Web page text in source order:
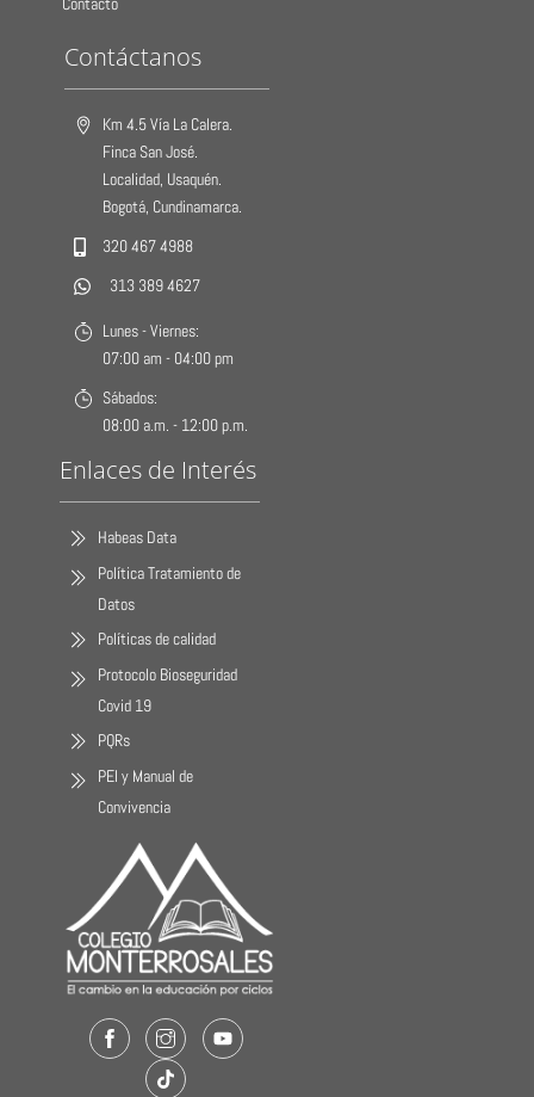
Contacto
Contáctanos
Km 4.5 Vía La Calera.
Finca San José.
Localidad, Usaquén.
Bogotá, Cundinamarca.
320 467 4988
313 389 4627
Lunes - Viernes:
07:00 am - 04:00 pm
Sábados:
08:00 a.m. - 12:00 p.m.
Enlaces de Interés
Habeas Data
Política Tratamiento de
Datos
Políticas de calidad
Protocolo Bioseguridad
Covid 19
PQRs
PEI y Manual de
Convivencia
FacebookInstagramYoutube
TikTok